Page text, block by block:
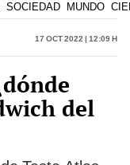
SOCIEDAD MUNDO
17 Oct 2022 | 12:09 h
del